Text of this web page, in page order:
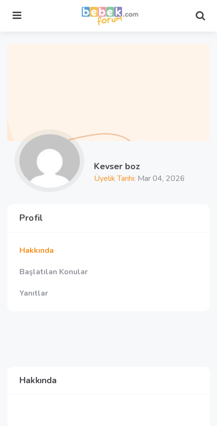
Kevser boz
Üyelik Tarihi: Mar 04, 2026
Profil
Hakkında
Başlatılan Konular
Yanıtlar
Hakkında